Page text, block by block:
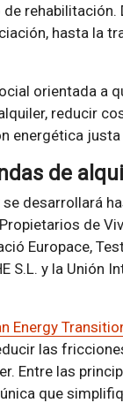
hasta la
orientada a
reducir
energética justa
de
desarrollará
de
Europace,
S.L. y la Unión
Energy
las
Entre las
que